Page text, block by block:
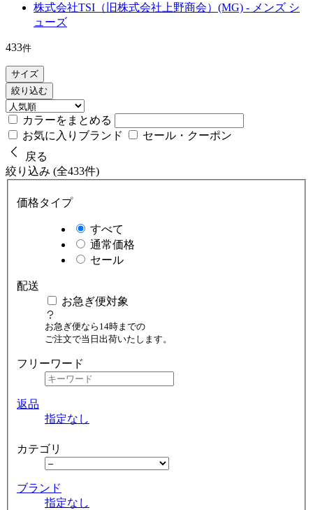
株式会社TSI（旧株式会社上野商会）(MG) - メンズ シ
ューズ
433件
サイズ
絞り込む
カラーをまとめる
お気に入りブランド
セール・クーポン
戻る
絞り込み (全433件)
価格タイプ
すべて
通常価格
セール
配送
お急ぎ便対象
お急ぎ便なら14時までの
ご注文で当日出荷いたします。
フリーワード
返品
指定なし
カテゴリ
ブランド
指定なし